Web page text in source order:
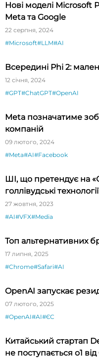
Нові моделі Microsoft
Meta та Google
22 серпня, 2024
#Microsoft#LLM#AI
Всередині Phi 2:
12 січня, 2024
#GPT#ChatGPT#OpenAI
Meta позначатиме
компаній
09 лютого, 2024
#Meta#AI#Facebook
ШІ, що претендує на
голлівудські технології
27 жовтня, 2023
#AI#VFX#Media
Топ альтернативних
17 липня, 2025
#Chrome#Safari#AI
OpenAI запускає
07 лютого, 2025
#OpenAI#AI#ЄС
Китайський стартап
не поступається o1